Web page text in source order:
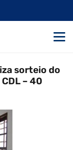
sorteio do
– 40